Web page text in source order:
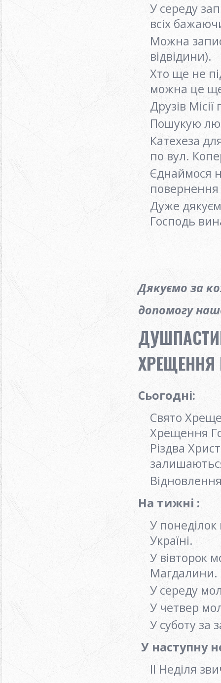
У середу
всіх
Можна
відвідини).
Хто ще не
можна це
Друзів
Пошукую
Катехеза
по вул.
Єднаймося
повернення
Дуже
Господь
Дякуємо за
допомогу
ХРЕЩЕННЯ
Сьогодні:
Свято
Хрещення
Різдва
На тижні :
У
Україні.
У вівторок
Магдалини.
У середу
У четвер
У суботу за
У наступну
ІІ Неділя